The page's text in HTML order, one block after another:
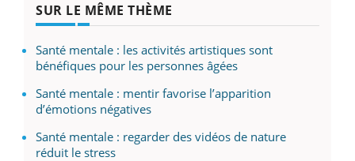
SUR LE MÊME THÈME
Santé mentale : les activités artistiques sont
bénéfiques pour les personnes âgées
Santé mentale : mentir favorise l’apparition
d’émotions négatives
Santé mentale : regarder des vidéos de nature
réduit le stress